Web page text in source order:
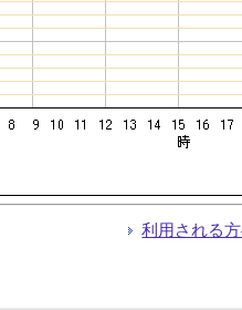
利用される